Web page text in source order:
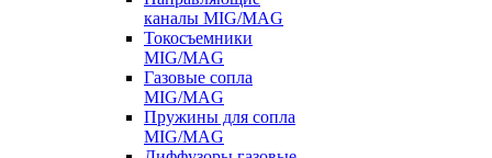
каналы MIG/MAG
Токосъемники
MIG/MAG
Газовые сопла
MIG/MAG
Пружины для сопла
MIG/MAG